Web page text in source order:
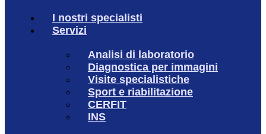
I nostri specialisti
Servizi
Analisi di laboratorio
Diagnostica per immagini
Visite specialistiche
Sport e riabilitazione
CERFIT
INS